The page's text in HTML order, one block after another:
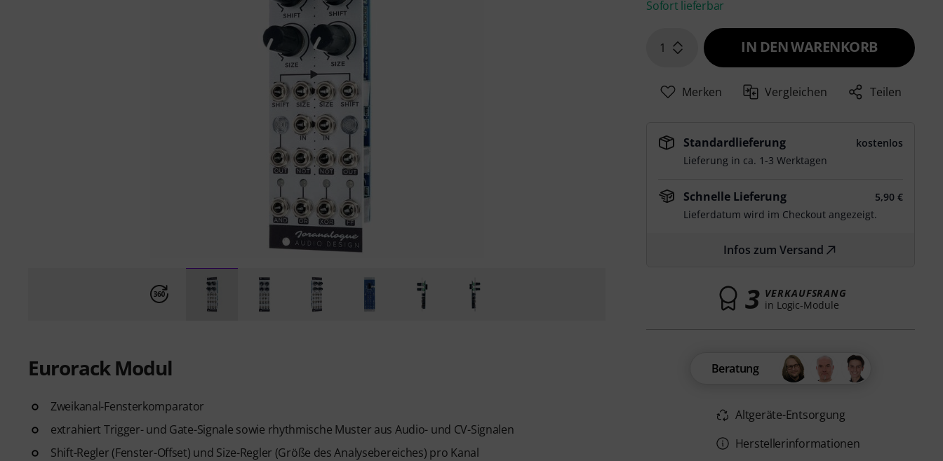
Eurorack Modul
Zweikanal-Fensterkomparator
extrahiert Trigger- und Gate-Signale sowie rhythmische Muster aus Audio- und CV-Signalen
Shift-Regler (Fenster-Offset) und Size-Regler (Größe des Analysebereiches) pro Kanal
Sofort lieferbar
1 IN DEN WARENKORB
Merken Vergleichen Teilen
Standardlieferung
kostenlos
Lieferung in ca. 1-3 Werktagen
Schnelle Lieferung
5,90 €
Lieferdatum wird im Checkout angezeigt.
Infos zum Versand
3 VERKAUFSRANG
in Logic-Module
Beratung
Altgeräte-Entsorgung
Herstellerinformationen